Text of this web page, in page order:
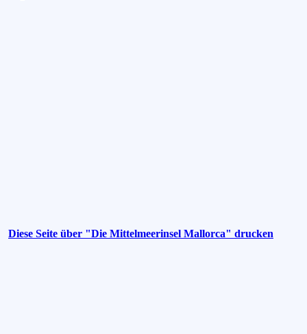
Diese Seite über "Die Mittelmeerinsel Mallorca" drucken